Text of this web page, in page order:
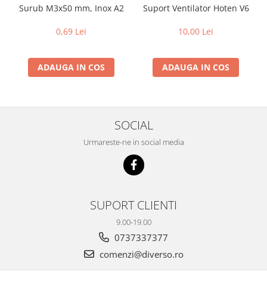
Surub M3x50 mm, Inox A2
0,69 Lei
ADAUGA IN COS
Suport Ventilator Hoten V6
10,00 Lei
ADAUGA IN COS
SOCIAL
Urmareste-ne in social media
SUPORT CLIENTI
9.00-19.00
0737337377
comenzi@diverso.ro